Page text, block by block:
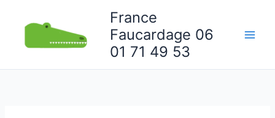
France
Faucardage 06
01 71 49 53